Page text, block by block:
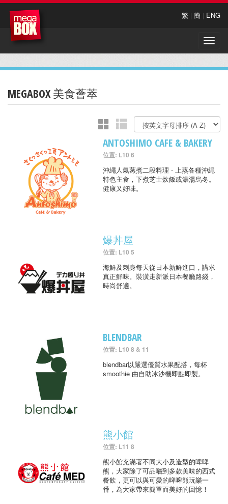
繁 | 簡 | ENG
Toggle
MEGABOX 美食薈萃
ANTOSHIMO CAFE & BAKERY
位置: L10 6
沖繩人氣蒸煮二段料理 - 上蒸各種沖繩
特色主食，下煮芝士炊飯或濃湯烏冬。
健康又好味。
爆丼屋
位置: L10 5
海鮮及刺身每天從日本新鮮進口，講求
真正鮮味。裝潢走新派日本餐廳路綫，
時尚舒適。
BLENDBAR
位置: L10 8 & 11
blendbar以嚴選優質水果配搭，每杯
smoothie 由自助冰沙機即點即製。
熊小館
位置: L11 8
熊小館充滿著不同大小及造型的啤啤
熊，大家除了可品嚐到多款美味的西式
餐飲，更可以與可愛的啤啤熊玩樂一
番，為大家帶來簡單而美好的回憶！